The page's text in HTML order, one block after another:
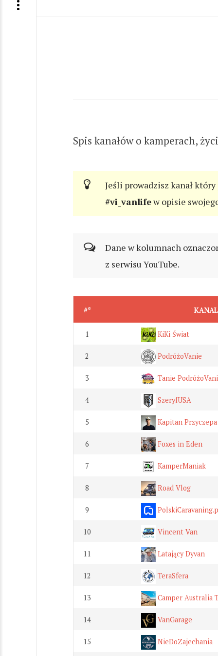
Spis kanałów o kamperach,
Jeśli prowadzisz kanał
#vi_vanlifew opisie
Dane w kolumnach
z serwisu YouTube.
#* KANAL
1 KiKi Świat
2 PodróżoVanie
3 Tanie
4 SzeryfUSA
5 Kapitan Przyczepa
6 Foxes in Eden
7 KamperManiak
8 Road Vlog
9
10 Vincent Van
11 Latający Dyvan
12 TeraSfera
13 Camper Australia
14 VanGarage
15 NieDoZajechania